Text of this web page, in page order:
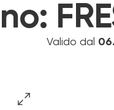
Valido dal